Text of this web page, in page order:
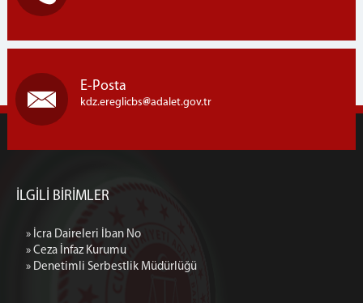
E-Posta
kdz.ereglicbs adalet.gov.tr
İLGİLİ BİRİMLER
» İcra Daireleri İban No
» Ceza İnfaz Kurumu
» Denetimli Serbestlik Müdürlüğü